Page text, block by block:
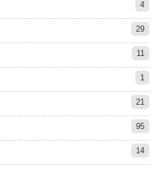
4
29
11
1
21
95
14